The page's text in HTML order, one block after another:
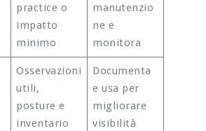
practice o
impatto
minimo
manutenzio
ne e
monitora
Osservazioni
utili,
posture e
inventario
Documenta
e usa per
migliorare
visibilità